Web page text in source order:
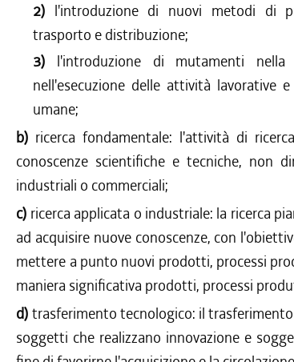
2) l'introduzione di nuovi metodi di
trasporto e distribuzione;
3) l'introduzione di mutamenti nella
nell'esecuzione delle attività lavorative
umane;
b) ricerca fondamentale: l'attività di
conoscenze scientifiche e tecniche, non
industriali o commerciali;
c) ricerca applicata o industriale: la ricerca
ad acquisire nuove conoscenze, con
mettere a punto nuovi prodotti, processi
maniera significativa prodotti, processi
d) trasferimento tecnologico: il
soggetti che realizzano innovazione e